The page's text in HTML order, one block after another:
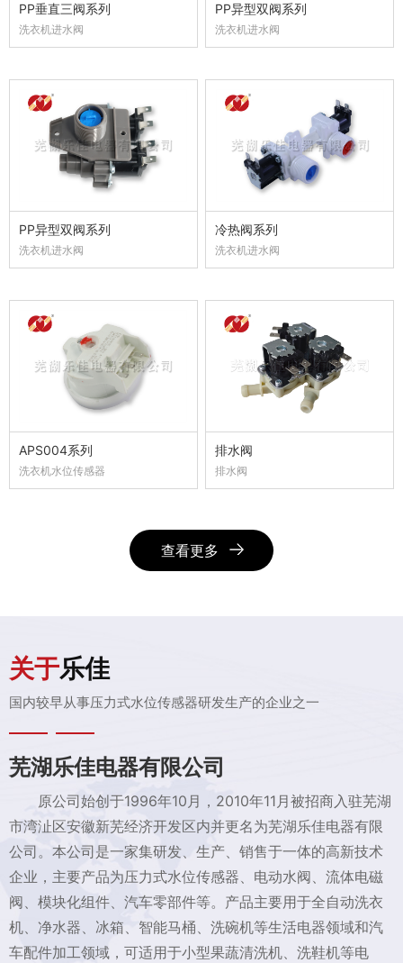
PP垂直三阀系列
洗衣机进水阀
PP异型双阀系列
洗衣机进水阀
PP异型双阀系列
洗衣机进水阀
冷热阀系列
洗衣机进水阀
APS004系列
洗衣机水位传感器
排水阀
排水阀
查看更多
关于乐佳
国内较早从事压力式水位传感器研发生产的企业之一
芜湖乐佳电器有限公司
原公司始创于1996年10月，2010年11月被招商入驻芜湖
市湾沚区安徽新芜经济开发区内并更名为芜湖乐佳电器有限
公司。本公司是一家集研发、生产、销售于一体的高新技术
企业，主要产品为压力式水位传感器、电动水阀、流体电磁
阀、模块化组件、汽车零部件等。产品主要用于全自动洗衣
机、净水器、冰箱、智能马桶、洗碗机等生活电器领域和汽
车配件加工领域，可适用于小型果蔬清洗机、洗鞋机等电